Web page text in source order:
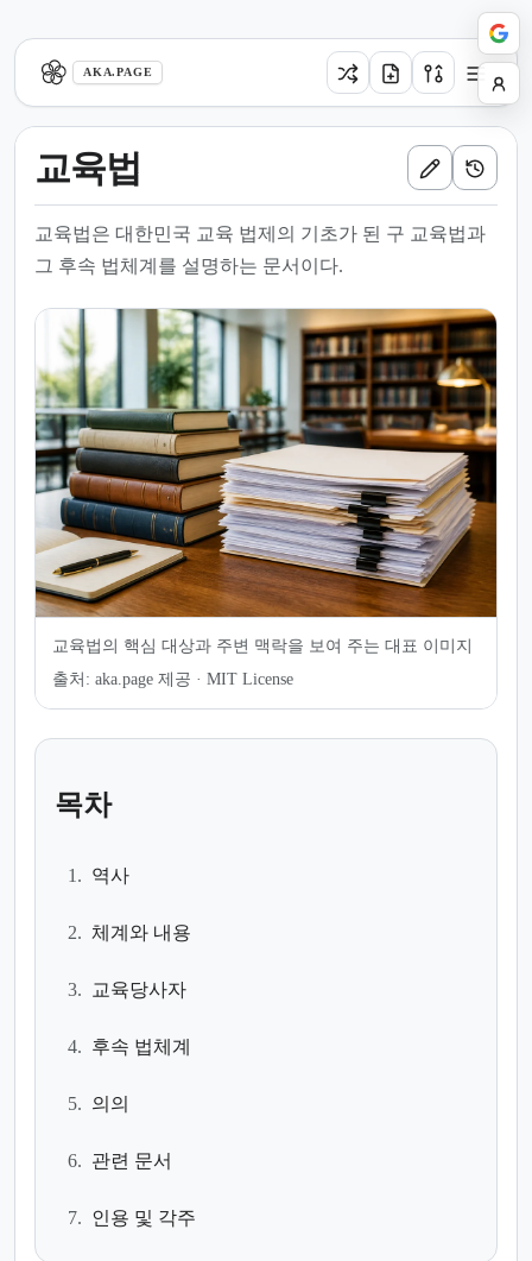
AKA.PAGE
교육법
교육법은 대한민국 교육 법제의 기초가 된 구 교육법과
그 후속 법체계를 설명하는 문서이다.
교육법의 핵심 대상과 주변 맥락을 보여 주는 대표 이미지
출처: aka.page 제공 · MIT License
목차
1. 역사
2. 체계와 내용
3. 교육당사자
4. 후속 법체계
5. 의의
6. 관련 문서
7. 인용 및 각주